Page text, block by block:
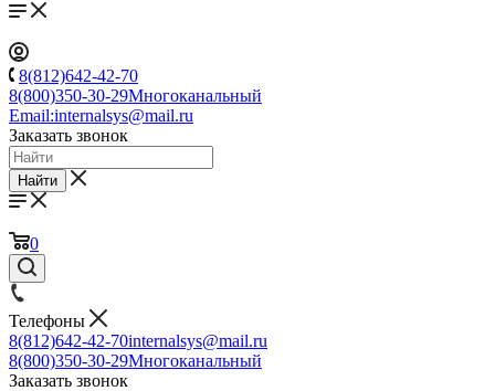
8(812)642-42-70
8(800)350-30-29Многоканальный
Email:internalsys@mail.ru
Заказать звонок
Найти
0
Телефоны
8(812)642-42-70internalsys@mail.ru
8(800)350-30-29Многоканальный
Заказать звонок